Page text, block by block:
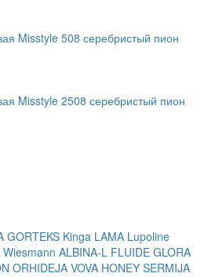
Misstyle 508 серебристый пион
Misstyle 2508 серебристый пион
GORTEKS Kinga LAMA Lupoline
Wiesmann ALBINA-L FLUIDE GLORA
ORHIDEJA VOVA HONEY SERMIJA